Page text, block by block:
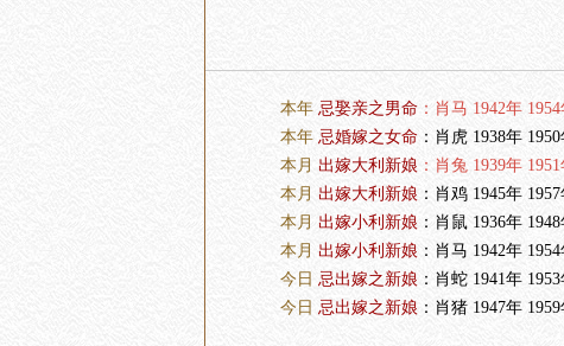
本年 忌娶亲之男命 ：肖马 1942年
本年 忌婚嫁之女命 ：肖虎 1938年
本月 出嫁大利新娘 ：肖兔 1939年
本月 出嫁大利新娘 ：肖鸡 1945年
本月 出嫁小利新娘 ：肖鼠 1936年
本月 出嫁小利新娘 ：肖马 1942年
今日 忌出嫁之新娘 ：肖蛇 1941年
今日 忌出嫁之新娘 ：肖猪 1947年